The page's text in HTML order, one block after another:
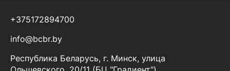
+375172894700
info@bcbr.by
Республика Беларусь, г. Минск, улица